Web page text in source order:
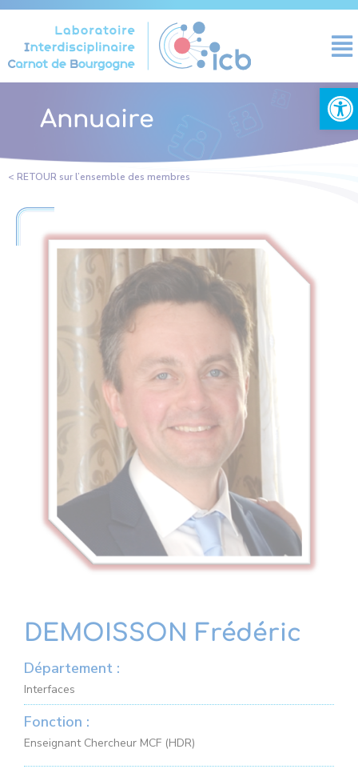
Annuaire
< RETOUR sur l’ensemble des membres
DEMOISSON Frédéric
Département :
Interfaces
Fonction :
Enseignant Chercheur MCF (HDR)
Cookies management panel